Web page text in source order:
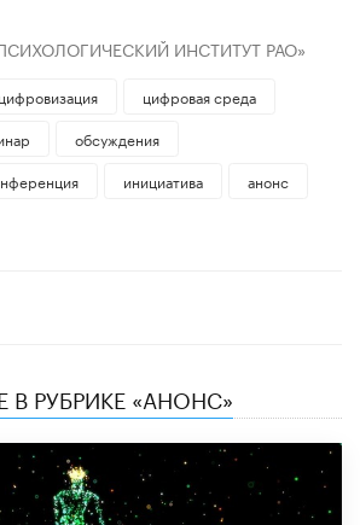
ИНСТИТУТ РАО»
цифровизация
цифровая среда
обсуждения
инициатива
анонс
В РУБРИКЕ «АНОНС»